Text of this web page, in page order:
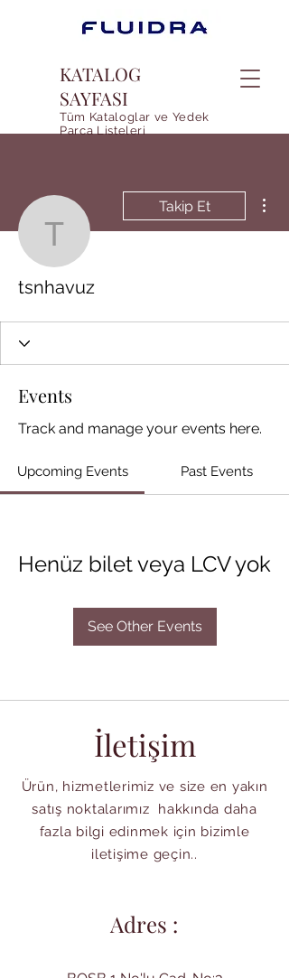
KATALOG
SAYFASI
Tüm Kataloglar ve Yedek
Parca Listeleri
tsnhavuz
Takip Et
tsnhavuz
Events
Track and manage your events here.
Upcoming Events Past Events
Henüz bilet veya LCV yok
See Other Events
İletişim
Ürün, hizmetlerimiz ve size en yakın
satış noktalarımız hakkında daha
fazla bilgi edinmek için bizimle
iletişime geçin..
Adres :